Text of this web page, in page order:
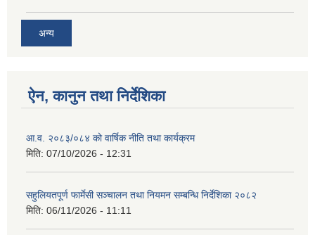
अन्य
ऐन, कानुन तथा निर्देशिका
आ.व. २०८३/०८४ को वार्षिक नीति तथा कार्यक्रम
मिति: 07/10/2026 - 12:31
सहुलियतपूर्ण फार्मेसी सञ्चालन तथा नियमन सम्बन्धि निर्देशिका २०८२
मिति: 06/11/2026 - 11:11